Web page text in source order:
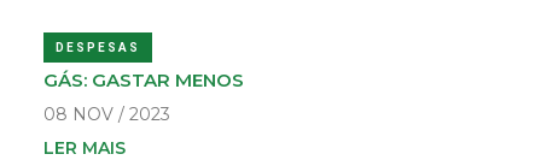
DESPESAS
GÁS: GASTAR MENOS
08 NOV / 2023
LER MAIS